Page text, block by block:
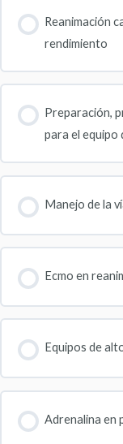
Reanimación
rendimiento
Preparación,
para el equipo
Manejo de la
Ecmo en
Equipos de
Adrenalina